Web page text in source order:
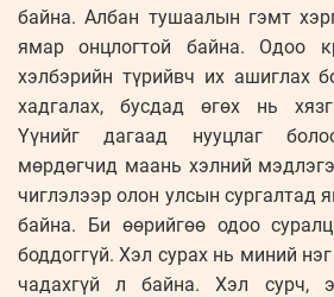
байна. Албан тушаалын гэмт
ямар онцлогтой байна. Одоо
хэлбэрийн түрийвч их ашиглах
хадгалах, бусдад өгөх нь
Үүнийг дагаад нууцлаг
мөрдөгчид маань хэлний
чиглэлээр олон улсын сургалтад
байна. Би өөрийгөө одоо
боддоггүй. Хэл сурах нь миний
чадахгүй л байна. Хэл сурч,